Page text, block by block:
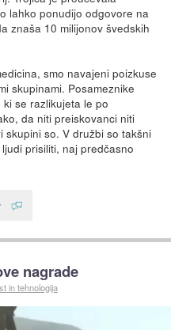
lahko ponudijo odgovore na
znaša 10 milijonov švedskih
smo navajeni poizkuse
skupinami. Posameznike
se razlikujeta le po
da niti preiskovanci niti
so. V družbi so takšni
prisiliti, naj predčasno
nagrade
in tehnologija